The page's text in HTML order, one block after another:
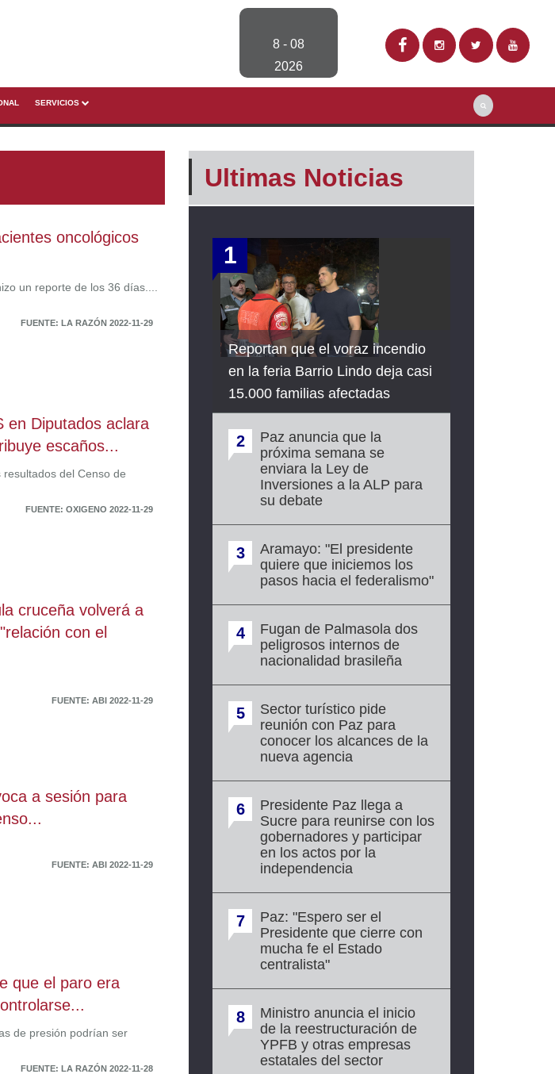
8 - 08
2026
SERVICIOS
oncológicos
un reporte de los 36 días....
FUENTE: LA RAZÓN 2022-11-29
en Diputados aclara
escaños...
del Censo de
FUENTE: OXIGENO 2022-11-29
cruceña volverá a
con el
FUENTE: ABI 2022-11-29
a sesión para
FUENTE: ABI 2022-11-29
que el paro era
de presión podrían ser
FUENTE: LA RAZÓN 2022-11-28
Ultimas Noticias
1
Reportan que el voraz incendio
en la feria Barrio Lindo deja casi
15.000 familias afectadas
2
Paz anuncia que la
próxima semana se
enviara la Ley de
Inversiones a la ALP para
su debate
3
Aramayo: "El presidente
quiere que iniciemos los
pasos hacia el federalismo"
4
Fugan de Palmasola dos
peligrosos internos de
nacionalidad brasileña
5
Sector turístico pide
reunión con Paz para
conocer los alcances de la
nueva agencia
6
Presidente Paz llega a
Sucre para reunirse con los
gobernadores y participar
en los actos por la
independencia
7
Paz: "Espero ser el
Presidente que cierre con
mucha fe el Estado
centralista"
8
Ministro anuncia el inicio
de la reestructuración de
YPFB y otras empresas
estatales del sector